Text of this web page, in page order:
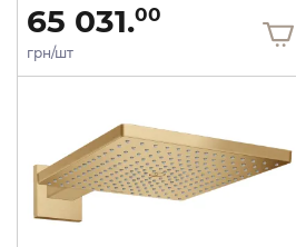
65 031.00
грн/шт